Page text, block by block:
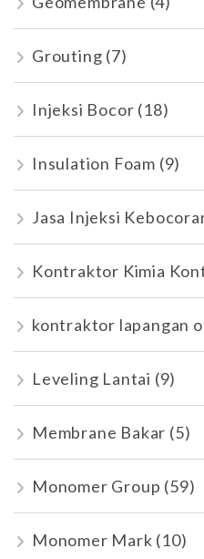
Grouting (7)
Injeksi Bocor (18)
Insulation Foam (9)
Jasa Injeksi
Kontraktor Kimia
kontraktor lapangan
Leveling Lantai (9)
Membrane Bakar (5)
Monomer Group (59)
Monomer Mark (10)